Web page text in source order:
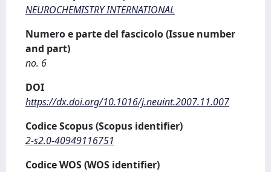
NEUROCHEMISTRY INTERNATIONAL
Numero e parte del fascicolo (Issue number
and part)
no. 6
DOI
https://dx.doi.org/10.1016/j.neuint.2007.11.007
Codice Scopus (Scopus identifier)
2-s2.0-40949116751
Codice WOS (WOS identifier)